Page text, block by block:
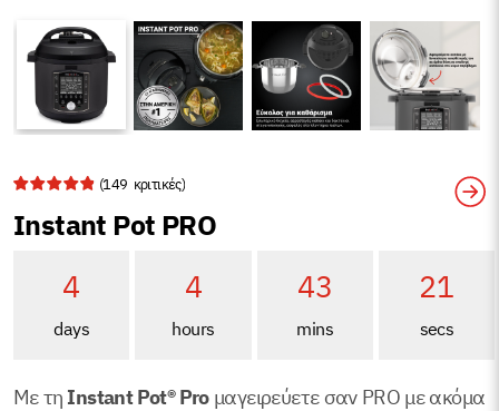
(149 κριτικές)
Instant Pot PRO
4
days
4
hours
43
mins
21
secs
Με τη InstantPot®Proμαγειρεύετε σαν PRO με ακόμα